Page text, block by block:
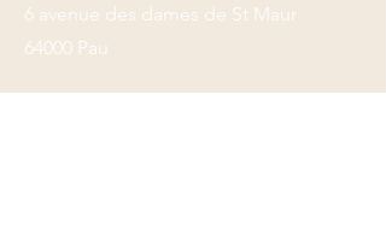
6 avenue des dames de St Maur
64000 Pau